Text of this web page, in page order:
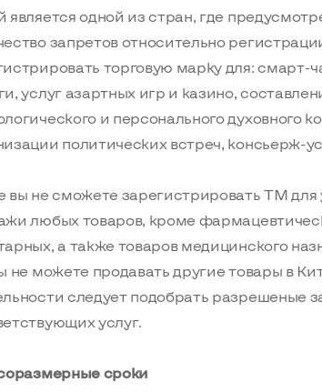
является одной из стран, где
запретов относительно
торговую марку для: смарт-
услуг азартных игр и казино,
и персонального духовного
политических встреч, консьерж-
вы не сможете зарегистрировать ТМ для
любых товаров, кроме
а также товаров медицинского
не можете продавать другие товары в
следует подобрать разрешеные
услуг.
сроки